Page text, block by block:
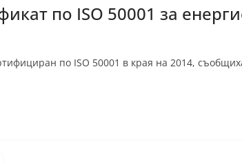
по ISO 50001 за
по ISO 50001 в края на 2014,